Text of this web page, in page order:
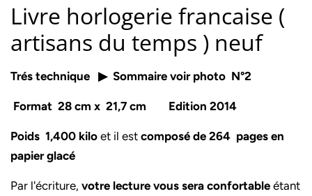
Livre horlogerie francaise (
artisans du temps ) neuf
Trés technique ▶ Sommaire voir photo N°2
Format 28 cm x 21,7 cm Edition 2014
Poids 1,400 kilo et il est composé de 264 pages en
papier glacé
Par l'écriture, votre lecture vous sera confortable étant